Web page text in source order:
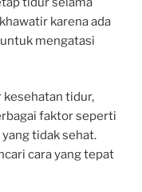
karena ada
mengatasi
kesehatan tidur,
faktor seperti
tidak sehat.
cara yang tepat